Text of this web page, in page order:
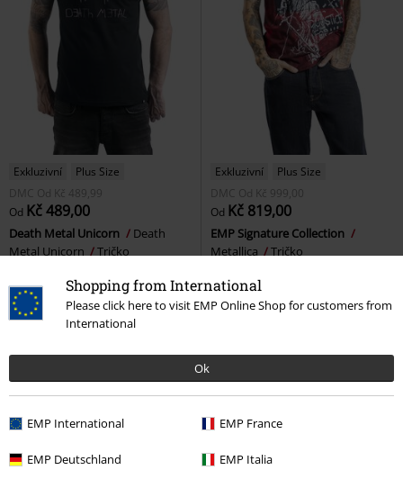
Shopping from International
Please click here to visit EMP Online Shop for customers from
International
Ok
EMP International EMP France
EMP Deutschland EMP Italia
Exkluzivní
Plus Size
DMC Od Kč 489,99
Od Kč 489,00
Death Metal Unicorn
Death
Metal Unicorn
Tričko
Exkluzivní
Plus Size
DMC Od Kč 999,00
Od Kč 819,00
EMP Signature Collection
Metallica
Tričko